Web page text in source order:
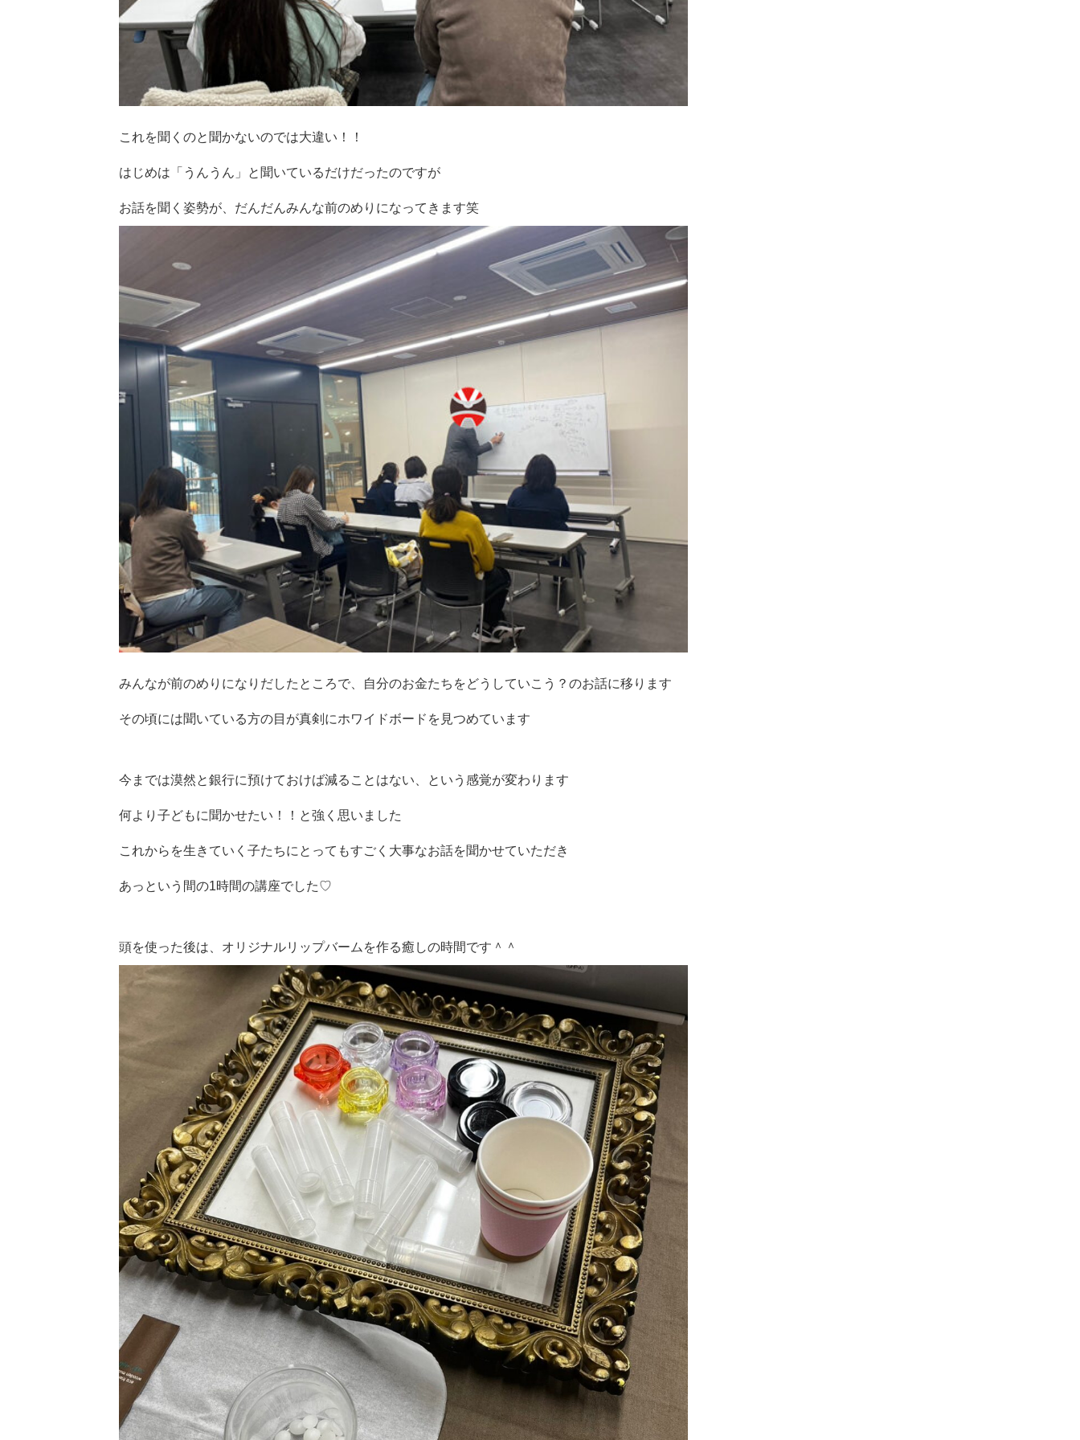
これを聞くのと聞かないのでは大違い！！
はじめは「うんうん」と聞いているだけだったのですが
お話を聞く姿勢が、だんだんみんな前のめりになってきます笑
みんなが前のめりになりだしたところで、自分のお金たちをどうしていこう？のお話に移ります
その頃には聞いている方の目が真剣にホワイドボードを見つめています
今までは漠然と銀行に預けておけば減ることはない、という感覚が変わります
何より子どもに聞かせたい！！と強く思いました
これからを生きていく子たちにとってもすごく大事なお話を聞かせていただき
あっという間の1時間の講座でした♡
頭を使った後は、オリジナルリップバームを作る癒しの時間です＾＾